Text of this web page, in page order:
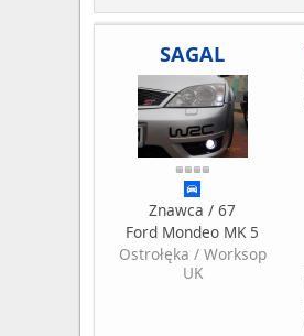
SAGAL
Znawca / 67
Ford Mondeo MK 5
Ostrołęka / Worksop
UK